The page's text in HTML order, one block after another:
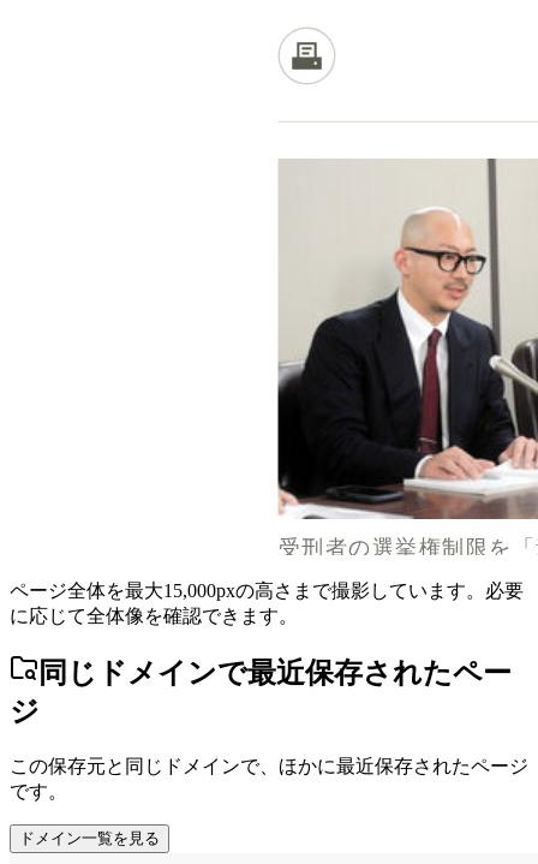
ページ全体を最大15,000pxの高さまで撮影しています。必要
に応じて全体像を確認できます。
同じドメインで最近保存されたペー
ジ
この保存元と同じドメインで、ほかに最近保存されたページ
です。
ドメイン一覧を見る